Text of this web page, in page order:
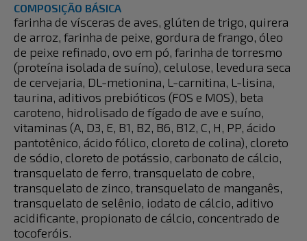
COMPOSIÇÃO BÁSICA
farinha de vísceras de aves, glúten de trigo, quirera
de arroz, farinha de peixe, gordura de frango, óleo
de peixe refinado, ovo em pó, farinha de torresmo
(proteína isolada de suíno), celulose, levedura seca
de cervejaria, DL-metionina, L-carnitina, L-lisina,
taurina, aditivos prebióticos (FOS e MOS), beta
caroteno, hidrolisado de fígado de ave e suíno,
vitaminas (A, D3, E, B1, B2, B6, B12, C, H, PP, ácido
pantotênico, ácido fólico, cloreto de colina), cloreto
de sódio, cloreto de potássio, carbonato de cálcio,
transquelato de ferro, transquelato de cobre,
transquelato de zinco, transquelato de manganês,
transquelato de selênio, iodato de cálcio, aditivo
acidificante, propionato de cálcio, concentrado de
tocoferóis.